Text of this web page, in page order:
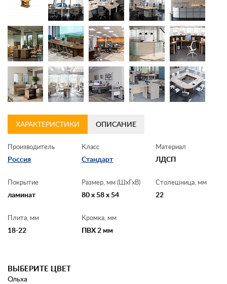
ХАРАКТЕРИСТИКИ ОПИСАНИЕ
Производитель
Россия
Класс
Стандарт
Материал
ЛДСП
Покрытие
ламинат
Размер, мм (ШхГхВ)
80 x 58 x 54
Столешница, мм
22
Плита, мм
18-22
Кромка, мм
ПВХ 2 мм
ВЫБЕРИТЕ ЦВЕТ
Ольха